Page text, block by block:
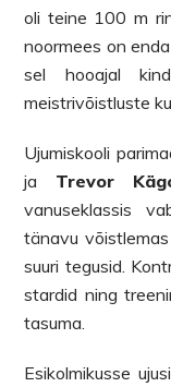
oli teine 100 m
noormees on
sel hooajal
meistrivõistluste
Ujumiskooli
ja Trevor
vanuseklassis
tänavu
suuri tegusid.
stardid ning
tasuma.
Esikolmikusse